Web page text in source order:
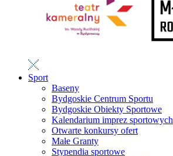
Sport
Baseny
Bydgoskie Centrum Sportu
Bydgoskie Obiekty Sportowe
Kalendarium imprez sportowych
Otwarte konkursy ofert
Małe Granty
Stypendia sportowe